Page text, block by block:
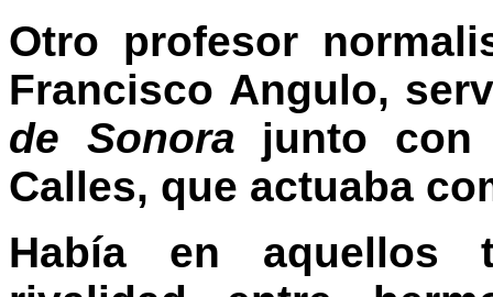
Otro profesor
Francisco Angulo,
de Sonora junto con
Calles, que actuaba
Había en aquellos